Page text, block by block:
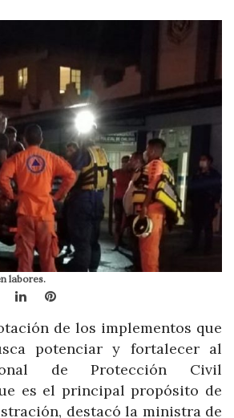
labores.
LinkedInPinterest
de los implementos que
potenciar y fortalecer al
de Protección Civil
es el principal propósito de
destacó la ministra de